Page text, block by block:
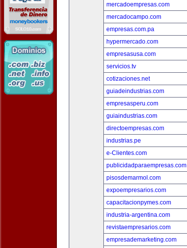
mercadoempresas.com
mercadocampo.com
empresas.com.pa
hypermercado.com
empresasusa.com
servicios.tv
cotizaciones.net
guiadeindustrias.com
empresasperu.com
guiaindustrias.com
directoempresas.com
industrias.pe
e-Clientes.com
publicidadparaempresas.com
pisosdemarmol.com
expoempresarios.com
capacitacionpymes.com
industria-argentina.com
revistaempresarios.com
empresademarketing.com